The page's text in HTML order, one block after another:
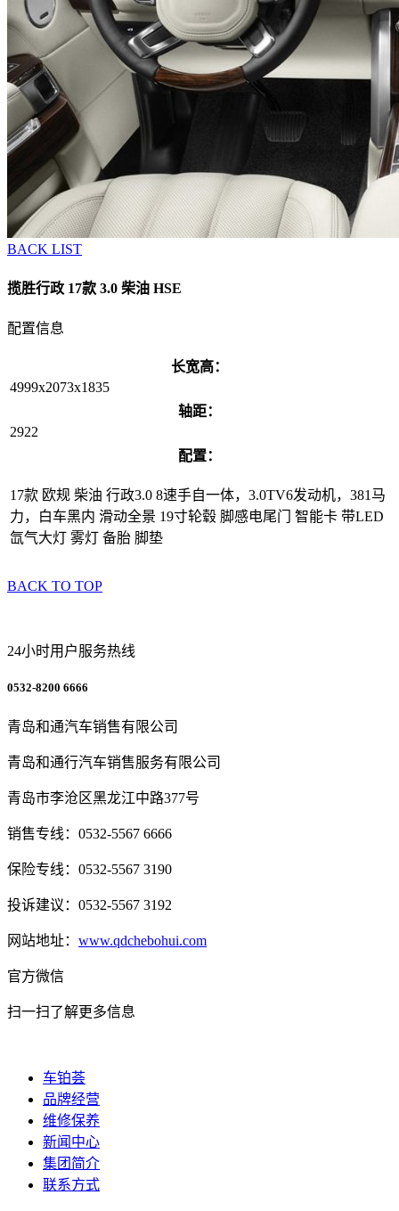
BACK LIST
揽胜行政 17款 3.0 柴油 HSE
配置信息
长宽高：
4999x2073x1835
轴距：
2922
配置：
17款 欧规 柴油 行政3.0 8速手自一体，3.0TV6发动机，381马
力，白车黑内 滑动全景 19寸轮毂 脚感电尾门 智能卡 带LED
氙气大灯 雾灯 备胎 脚垫
BACK TO TOP
24小时用户服务热线
0532-8200 6666
青岛和通汽车销售有限公司
青岛和通行汽车销售服务有限公司
青岛市李沧区黑龙江中路377号
销售专线：0532-5567 6666
保险专线：0532-5567 3190
投诉建议：0532-5567 3192
网站地址： www.qdchebohui.com
官方微信
扫一扫了解更多信息
车铂荟
品牌经营
维修保养
新闻中心
集团简介
联系方式